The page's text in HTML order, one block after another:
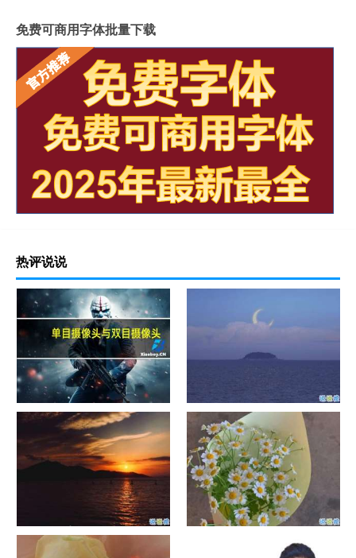
免费可商用字体批量下载
热评说说
单目摄像头与双目摄像头
晚安励志语录带图片 晚安心语
励志鸡汤
日出文案温柔句子 看日出的微
信说说配图
晒风景照的唯美说说配图 适合
发风景的朋友圈文案